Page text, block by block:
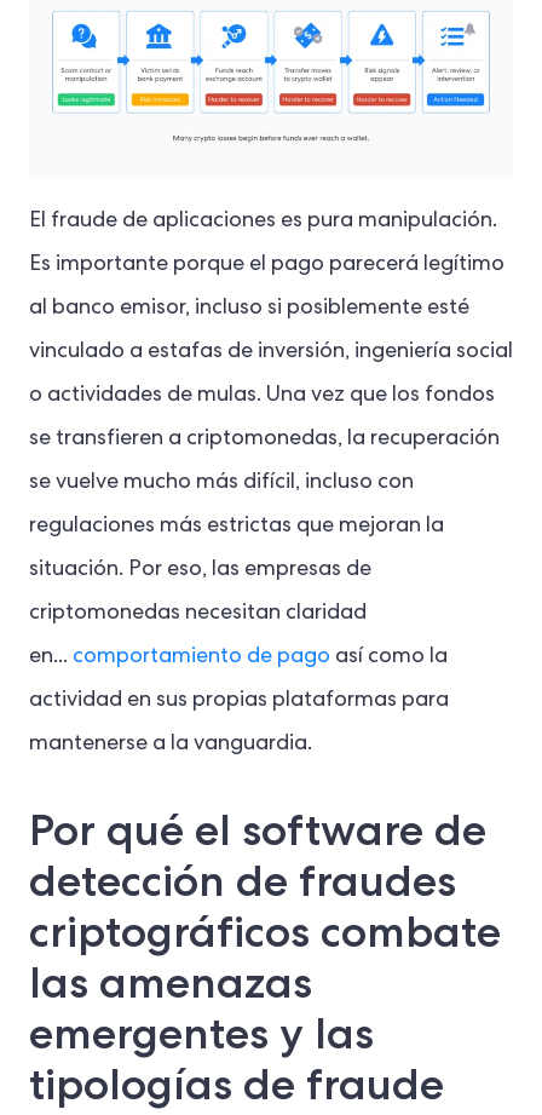
El fraude de aplicaciones es pura manipulación.
Es importante porque el pago parecerá legítimo
al banco emisor, incluso si posiblemente esté
vinculado a estafas de inversión, ingeniería social
o actividades de mulas. Una vez que los fondos
se transfieren a criptomonedas, la recuperación
se vuelve mucho más difícil, incluso con
regulaciones más estrictas que mejoran la
situación. Por eso, las empresas de
criptomonedas necesitan claridad
en... comportamiento de pago así como la
actividad en sus propias plataformas para
mantenerse a la vanguardia.
Por qué el software de
detección de fraudes
criptográficos combate
las amenazas
emergentes y las
tipologías de fraude